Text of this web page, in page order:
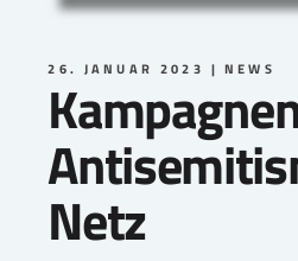
26. JANUAR 2023 NEWS
Netz